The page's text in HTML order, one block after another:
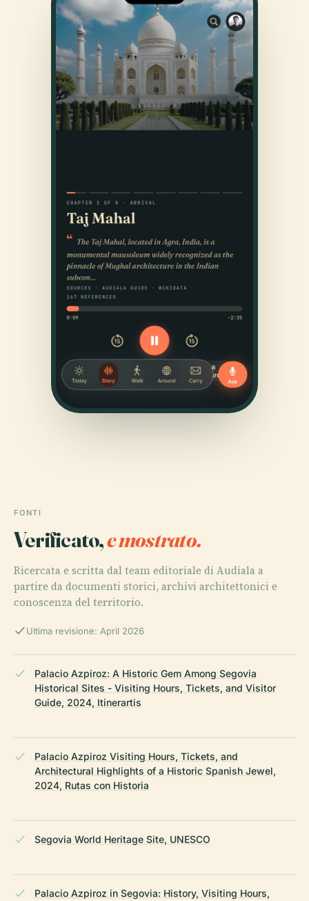
FONTI
Verificato,e mostrato.
Ricercata e scritta dal team editoriale di Audiala a
partire da documenti storici, archivi architettonici e
conoscenza del territorio.
Ultima revisione: April 2026
Palacio Azpiroz: A Historic Gem Among Segovia
Historical Sites - Visiting Hours, Tickets, and Visitor
Guide, 2024, Itinerartis
Palacio Azpiroz Visiting Hours, Tickets, and
Architectural Highlights of a Historic Spanish Jewel,
2024, Rutas con Historia
Segovia World Heritage Site, UNESCO
Palacio Azpiroz in Segovia: History, Visiting Hours,